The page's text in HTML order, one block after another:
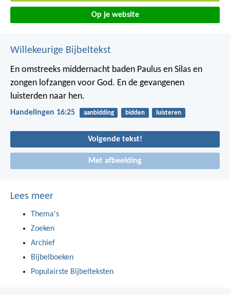
Op je website
Willekeurige Bijbeltekst
En omstreeks middernacht baden Paulus en Silas en
zongen lofzangen voor God. En de gevangenen
luisterden naar hen.
Handelingen 16:25 aanbidding bidden luisteren
Volgende tekst!
Met afbeelding
Lees meer
Thema's
Zoeken
Archief
Bijbelboeken
Populairste Bijbelteksten